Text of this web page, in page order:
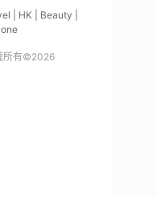
HK Beauty
所有©2026